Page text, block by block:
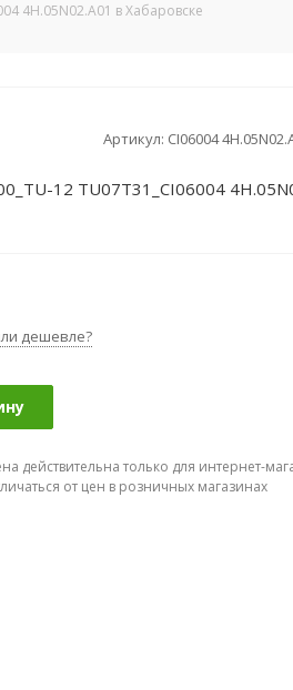
4H.05N02.A01 в Хабаровске
Артикул: CI06004
12 TU07T31_CI06004
дешевле?
действительна только для интернет-
от цен в розничных магазинах